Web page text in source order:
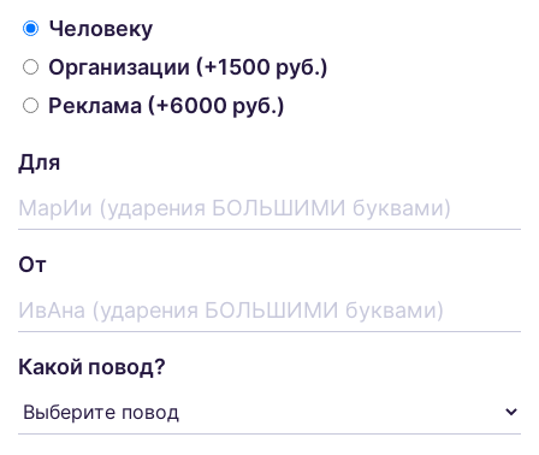
Человеку
Организации (+1500 руб.)
Реклама (+6000 руб.)
Для
От
Какой повод?